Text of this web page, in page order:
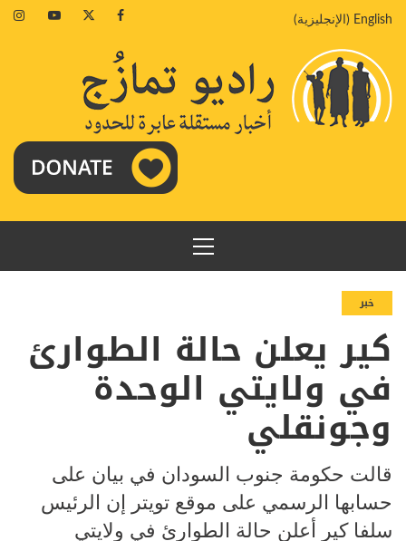
إلىEnglish
( الإنجليزية)
Facebook
Twitter
Youtube
القائمة
الرئيسية
خبر
كير يعلن حالة الطوارئ
في ولايتي الوحدة
وجونقلي
قالت حكومة جنوب السودان في بيان على
حسابها الرسمي على موقع تويتر إن الرئيس
سلفا كير أعلن حالة الطوارئ في ولايتي